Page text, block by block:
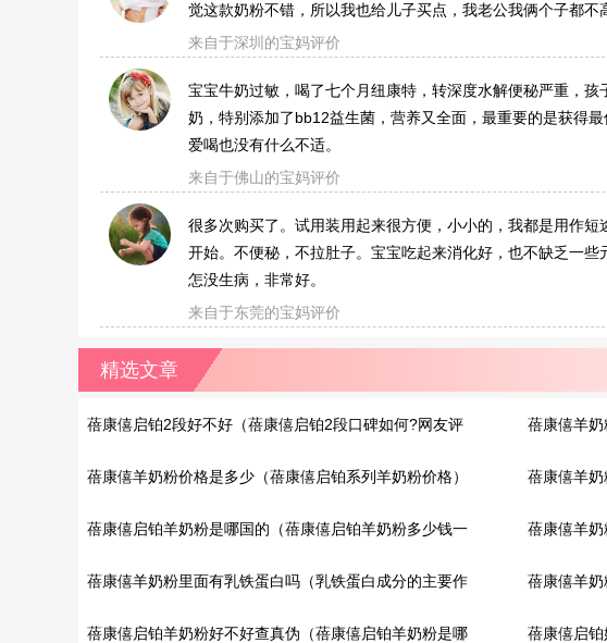
觉这款奶粉不错，所以我也给儿子买点，我老公我俩个子都不
来自于深圳的宝妈评价
宝宝牛奶过敏，喝了七个月纽康特，转深度水解便秘严重，
奶，特别添加了bb12益生菌，营养又全面，最重要的是获得
爱喝也没有什么不适。
来自于佛山的宝妈评价
很多次购买了。试用装用起来很方便，小小的，我都是用作
开始。不便秘，不拉肚子。宝宝吃起来消化好，也不缺乏一
怎没生病，非常好。
来自于东莞的宝妈评价
精选文章
蓓康僖启铂2段好不好（蓓康僖启铂2段口碑如何?网友评
价）
蓓康僖羊奶
蓓康僖羊奶粉价格是多少（蓓康僖启铂系列羊奶粉价格） 蓓康僖羊
绍）
蓓康僖启铂羊奶粉是哪国的（蓓康僖启铂羊奶粉多少钱一
罐?）
蓓康僖羊奶
蓓康僖羊奶粉里面有乳铁蛋白吗（乳铁蛋白成分的主要作
用）
蓓康僖羊奶
蓓康僖启铂羊奶粉好不好查真伪（蓓康僖启铂羊奶粉是哪 蓓康僖启